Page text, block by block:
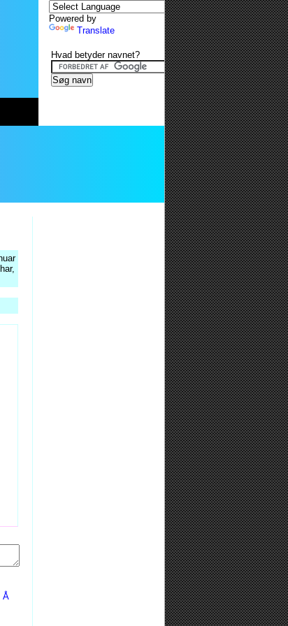
Å
Powered by
Translate
Hvad betyder navnet?